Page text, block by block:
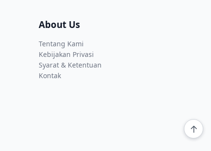
↑
About Us
Tentang Kami
Kebijakan Privasi
Syarat & Ketentuan
Kontak